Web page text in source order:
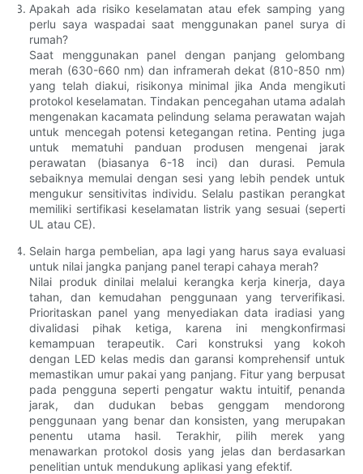
Apakah ada risiko keselamatan atau efek samping yang
perlu saya waspadai saat menggunakan panel surya di
rumah?
Saat menggunakan panel dengan panjang gelombang
merah (630-660 nm) dan inframerah dekat (810-850 nm)
yang telah diakui, risikonya minimal jika Anda mengikuti
protokol keselamatan. Tindakan pencegahan utama adalah
mengenakan kacamata pelindung selama perawatan wajah
untuk mencegah potensi ketegangan retina. Penting juga
untuk mematuhi panduan produsen mengenai jarak
perawatan (biasanya 6-18 inci) dan durasi. Pemula
sebaiknya memulai dengan sesi yang lebih pendek untuk
mengukur sensitivitas individu. Selalu pastikan perangkat
memiliki sertifikasi keselamatan listrik yang sesuai (seperti
UL atau CE).
Selain harga pembelian, apa lagi yang harus saya evaluasi
untuk nilai jangka panjang panel terapi cahaya merah?
Nilai produk dinilai melalui kerangka kerja kinerja, daya
tahan, dan kemudahan penggunaan yang terverifikasi.
Prioritaskan panel yang menyediakan data iradiasi yang
divalidasi pihak ketiga, karena ini mengkonfirmasi
kemampuan terapeutik. Cari konstruksi yang kokoh
dengan LED kelas medis dan garansi komprehensif untuk
memastikan umur pakai yang panjang. Fitur yang berpusat
pada pengguna seperti pengatur waktu intuitif, penanda
jarak, dan dudukan bebas genggam mendorong
penggunaan yang benar dan konsisten, yang merupakan
penentu utama hasil. Terakhir, pilih merek yang
menawarkan protokol dosis yang jelas dan berdasarkan
penelitian untuk mendukung aplikasi yang efektif.